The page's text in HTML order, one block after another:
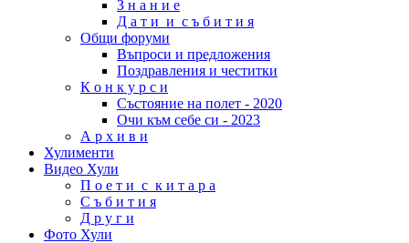
З н а н и е
Д а т и и с ъ б и т и я
Общи форуми
Въпроси и предложения
Поздравления и честитки
К о н к у р с и
Състояние на полет - 2020
Очи към себе си - 2023
А р х и в и
Хулименти
Видео Хули
П о е т и с к и т а р а
С ъ б и т и я
Д р у г и
Фото Хули